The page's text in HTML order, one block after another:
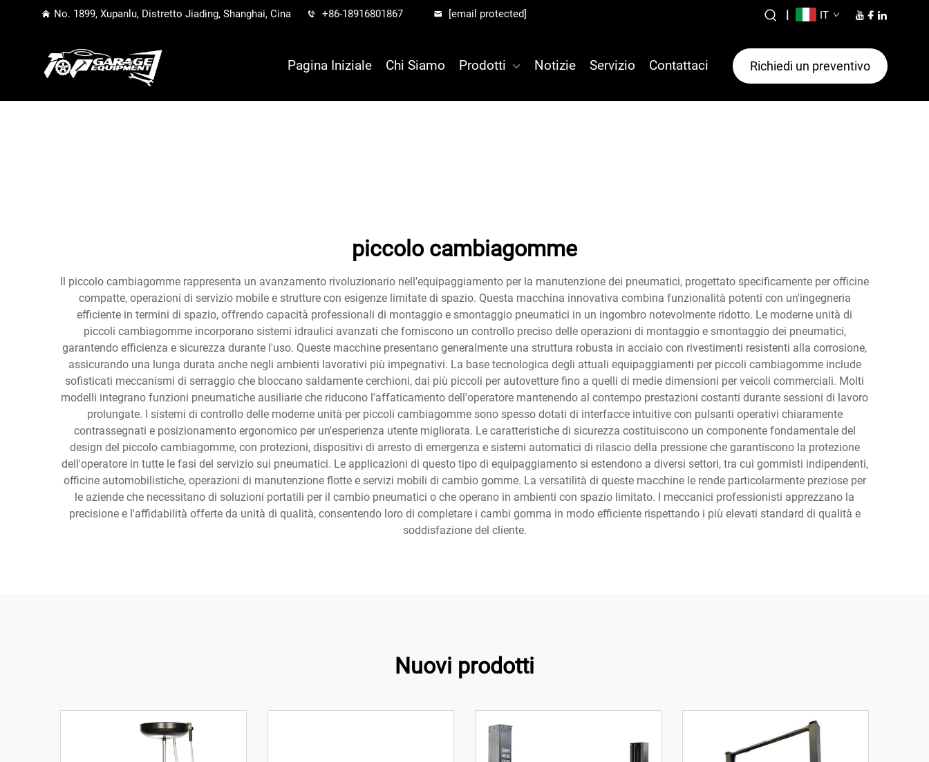
No. 1899, Xupanlu, Distretto Jiading, Shanghai, Cina +86-18916801867 [email protected] | IT
Pagina Iniziale Chi Siamo Prodotti Notizie Servizio Contattaci Richiedi un preventivo
piccolo cambiagomme
Il piccolo cambiagomme rappresenta un avanzamento rivoluzionario nell'equipaggiamento per la manutenzione dei pneumatici, progettato specificamente per officine
compatte, operazioni di servizio mobile e strutture con esigenze limitate di spazio. Questa macchina innovativa combina funzionalità potenti con un'ingegneria
efficiente in termini di spazio, offrendo capacità professionali di montaggio e smontaggio pneumatici in un ingombro notevolmente ridotto. Le moderne unità di
piccoli cambiagomme incorporano sistemi idraulici avanzati che forniscono un controllo preciso delle operazioni di montaggio e smontaggio dei pneumatici,
garantendo efficienza e sicurezza durante l'uso. Queste macchine presentano generalmente una struttura robusta in acciaio con rivestimenti resistenti alla corrosione,
assicurando una lunga durata anche negli ambienti lavorativi più impegnativi. La base tecnologica degli attuali equipaggiamenti per piccoli cambiagomme include
sofisticati meccanismi di serraggio che bloccano saldamente cerchioni, dai più piccoli per autovetture fino a quelli di medie dimensioni per veicoli commerciali. Molti
modelli integrano funzioni pneumatiche ausiliarie che riducono l'affaticamento dell'operatore mantenendo al contempo prestazioni costanti durante sessioni di lavoro
prolungate. I sistemi di controllo delle moderne unità per piccoli cambiagomme sono spesso dotati di interfacce intuitive con pulsanti operativi chiaramente
contrassegnati e posizionamento ergonomico per un'esperienza utente migliorata. Le caratteristiche di sicurezza costituiscono un componente fondamentale del
design del piccolo cambiagomme, con protezioni, dispositivi di arresto di emergenza e sistemi automatici di rilascio della pressione che garantiscono la protezione
dell'operatore in tutte le fasi del servizio sui pneumatici. Le applicazioni di questo tipo di equipaggiamento si estendono a diversi settori, tra cui gommisti indipendenti,
officine automobilistiche, operazioni di manutenzione flotte e servizi mobili di cambio gomme. La versatilità di queste macchine le rende particolarmente preziose per
le aziende che necessitano di soluzioni portatili per il cambio pneumatici o che operano in ambienti con spazio limitato. I meccanici professionisti apprezzano la
precisione e l'affidabilità offerte da unità di qualità, consentendo loro di completare i cambi gomma in modo efficiente rispettando i più elevati standard di qualità e
soddisfazione del cliente.
Nuovi prodotti